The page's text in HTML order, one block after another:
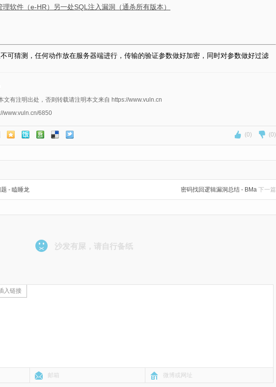
软件（e-HR）另一处SQL注入漏洞（通杀所有版本）
可猜测，任何动作放在服务器端进行，传输的验证参数做好加密，同时对参数做好过滤
文有注明出处，否则转载请注明本文来自 https://www.vuln.cn
www.vuln.cn/6850
(0) (0)
- 瞌睡龙 密码找回逻辑漏洞总结 - BMa 下一篇
沙发有屎，请自行备纸
入链接